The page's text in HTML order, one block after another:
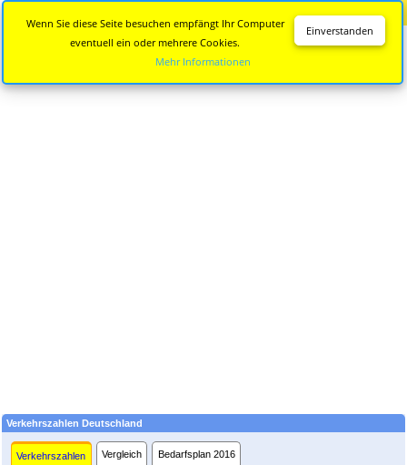
Verkehrszahlen Deutschland
Verkehrszahlen Vergleich Bedarfsplan 2016
Einverstanden
Wenn Sie diese Seite besuchen empfängt Ihr Computer
eventuell ein oder mehrere Cookies.
Mehr Informationen